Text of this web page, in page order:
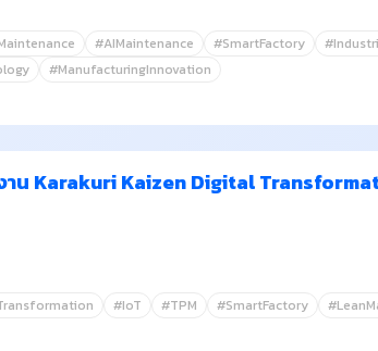
#AIMaintenance #SmartFactory
#ManufacturingInnovation
น Karakuri Kaizen Digital
#IoT #TPM #SmartFactory